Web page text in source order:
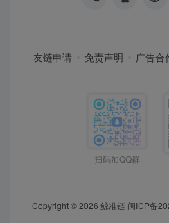
友链申请 免责声明 广告合
扫码加QQ群
Copyright © 2026 鲸准链 闽ICP备